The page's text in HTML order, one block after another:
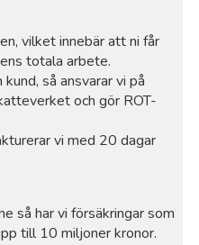
vilket innebär att ni får
totala arbete.
så ansvarar vi på
och gör ROT-
vi med 20 dagar
så har vi försäkringar som
till 10 miljoner kronor.